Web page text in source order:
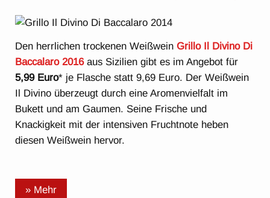
Den herrlichen trockenen WeißweinGrillo
Il Divino Di
Baccalaro 2016aus Sizilien gibt es im Angebot für
5,99 Euro* je Flasche statt 9,69 Euro. Der Weißwein
Il Divino überzeugt durch eine Aromenvielfalt im
Bukett und am Gaumen. Seine Frische und
Knackigkeit mit der intensiven Fruchtnote heben
diesen Weißwein hervor.
» Mehr